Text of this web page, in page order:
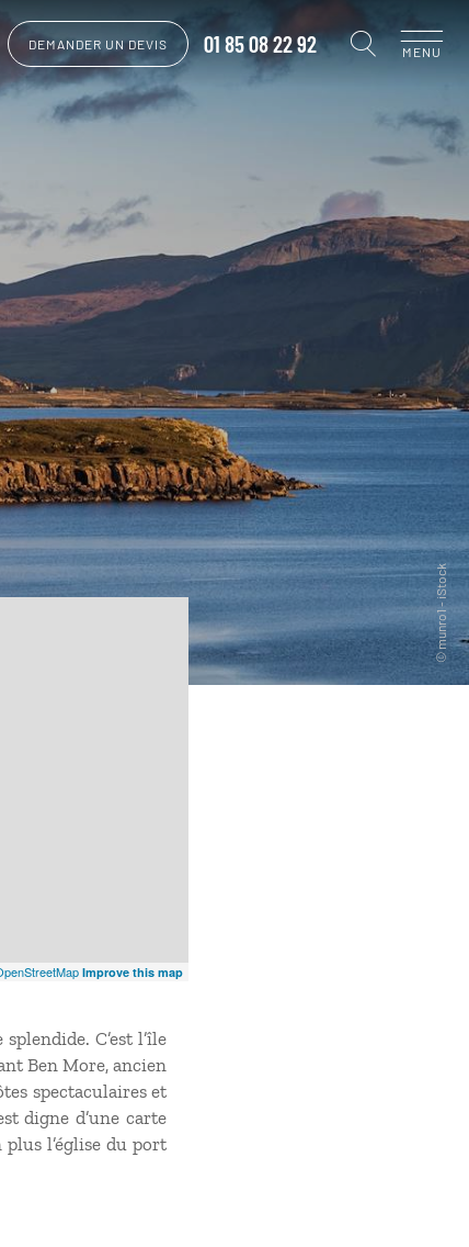
DEMANDER UN DEVIS 01 85 08 22 92 MENU
Improve this map
C’est l’île
Ben More, ancien
spectaculaires et
digne d’une carte
l’église du port